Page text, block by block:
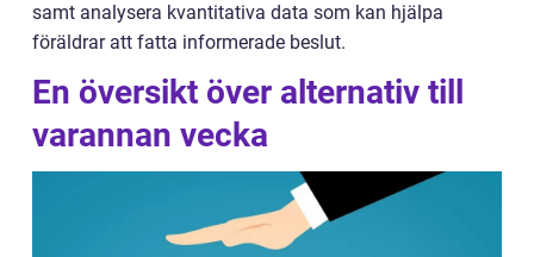
samt analysera kvantitativa data som kan hjälpa
föräldrar att fatta informerade beslut.
En översikt över alternativ till
varannan vecka